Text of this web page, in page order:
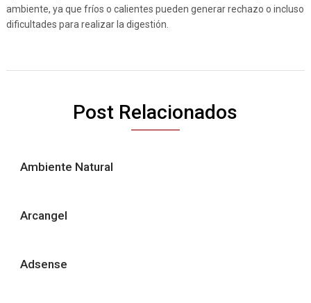
ambiente, ya que fríos o calientes pueden generar rechazo o incluso
dificultades para realizar la digestión.
Post Relacionados
Ambiente Natural
Arcangel
Adsense